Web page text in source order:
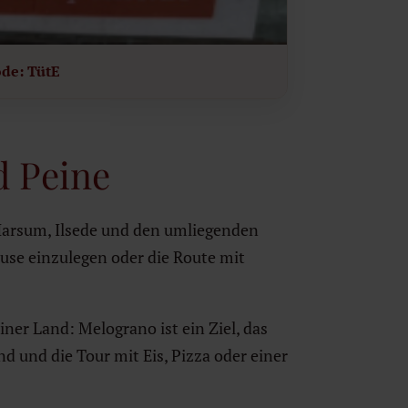
TütE
Peine
Ilsede und den umliegenden
einzulegen oder die Route mit
Land: Melograno ist ein Ziel, das
und die Tour mit Eis, Pizza oder einer